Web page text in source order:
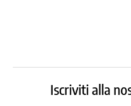
Iscriviti alla